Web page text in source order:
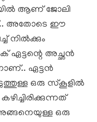
ആണ് ജോലി
അതോടെ ഈ
നിൽക്കും
ഏട്ടന്റെ അച്ഛൻ
ഏട്ടൻ
ഒരു സ്കൂളിൽ
ഒരു